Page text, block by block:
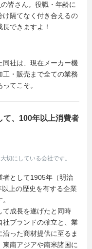
皆さん。役職・年齢に
け隔てなく付き合えるの
できますよ！
社は、現在メーカー機
・販売まで全ての業務
てこそ。
て、100年以上消費者
切にしている会社です。
者として1905年（明治
上の歴史を有する企業
て成長を遂げたと同時
社ブランドの確立と、業
った商材提供に至るま
南アジアや南米諸国に